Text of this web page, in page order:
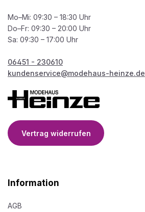
Mo–Mi: 09:30 – 18:30 Uhr
Do–Fr: 09:30 – 20:00 Uhr
Sa: 09:30 – 17:00 Uhr
06451 - 230610
kundenservice@modehaus-heinze.de
Vertrag widerrufen
Information
AGB